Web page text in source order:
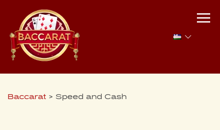
Baccarat > Speed and Cash